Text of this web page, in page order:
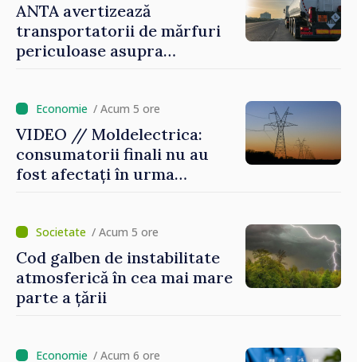
ANTA avertizează
transportatorii de mărfuri
periculoase asupra
/ Acum 5 ore
VIDEO // Moldelectrica:
consumatorii finali nu au
fost afectați în urma
reparație vor fi efectuate în
regim prioritar
/ Acum 5 ore
Cod galben de instabilitate
atmosferică în cea mai mare
parte a țării
/ Acum 6 ore